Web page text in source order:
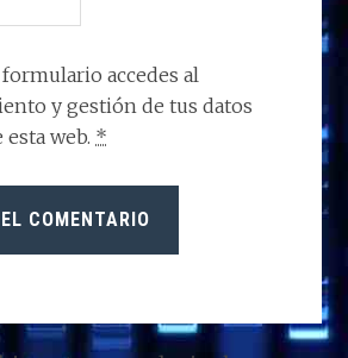
accedes al
y gestión de tus datos
web. *